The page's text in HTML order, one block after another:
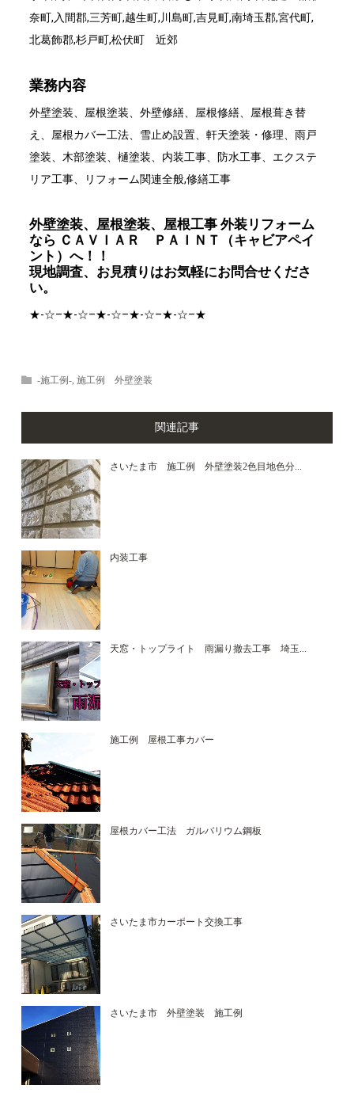
奈町,入間郡,三芳町,越生町,川島町,吉見町,南埼玉郡,宮代町,
北葛飾郡,杉戸町,松伏町 近郊
業務内容
外壁塗装、屋根塗装、外壁修繕、屋根修繕、屋根葺き替
え、屋根カバー工法、雪止め設置、軒天塗装・修理、雨戸
塗装、木部塗装、樋塗装、内装工事、防水工事、エクステ
リア工事、リフォーム関連全般,修繕工事
外壁塗装、屋根塗装、屋根工事 外装リフォーム
なら ＣＡＶＩＡＲ ＰＡＩＮＴ（キャビアペイ
ント）へ！！
現地調査、お見積りはお気軽にお問合せくださ
い。
★-☆–★-☆–★-☆–★-☆–★-☆–★
-施工例- ,施工例 外壁塗装
関連記事
さいたま市 施工例 外壁塗装2色目地色分...
内装工事
天窓・トップライト 雨漏り撤去工事 埼玉...
施工例 屋根工事カバー
屋根カバー工法 ガルバリウム鋼板
さいたま市カーポート交換工事
さいたま市 外壁塗装 施工例